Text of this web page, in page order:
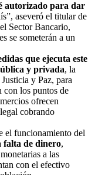
autorizado para dar
aseveró el titular de
Sector Bancario,
se someterán a un
que ejecuta este
y privada, la
y Paz, para
con los puntos de
ofrecen
cobrando
el funcionamiento del
falta de dinero,
a las
con el efectivo